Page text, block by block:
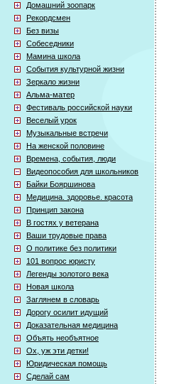
Домашний зоопарк
Рекордсмен
Без визы
Собеседники
Мамина школа
События культурной жизни
Зеркало жизни
Альма-матер
Фестиваль российской науки
Веселый урок
Музыкальные встречи
На женской половине
Времена, события, люди
Видеопособия для школьников
Байки Бояршинова
Медицина. здоровье. красота
Принцип закона
В гостях у ветерана
Ваши трудовые права
О политике без политики
101 вопрос юристу
Легенды золотого века
Новая школа
Заглянем в словарь
Дорогу осилит идущий
Доказательная медицина
Объять необъятное
Ох, уж эти детки!
Юридическая помощь
Сделай сам